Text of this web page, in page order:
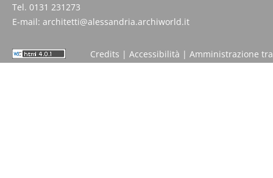
Tel. 0131 231273
E-mail: architetti@alessandria.archiworld.it
Credits | Accessibilità | Amministrazione